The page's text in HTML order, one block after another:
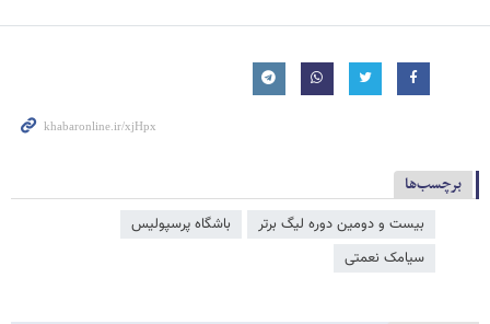
برچسب‌ها
بیست و دومین دوره لیگ برتر
باشگاه پرسپولیس
سیامک نعمتی